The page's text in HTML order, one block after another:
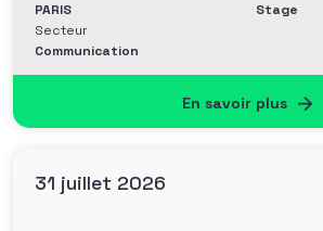
PARIS
Secteur
Communication
Stage
En savoir plus
31 juillet 2026